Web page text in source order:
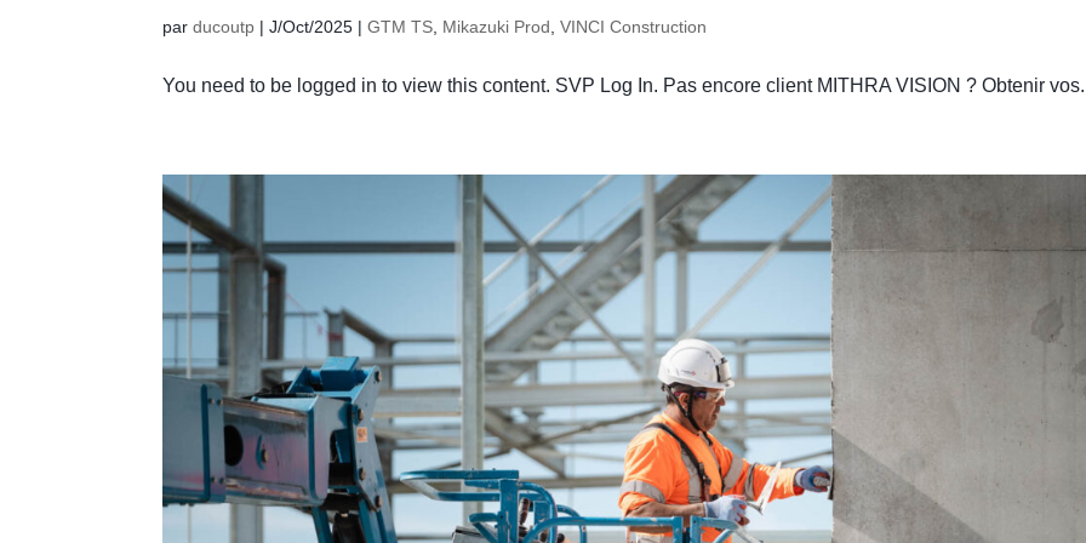
parducoutp |J/Oct/2025 |GTM TS Mikazuki Prod ,VINCI Construction
You need to be logged in to view this content. SVP Log In. Pas encore client MITHRA VISION ? Obtenir